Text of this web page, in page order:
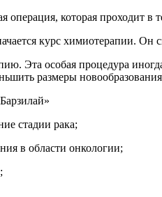
операция, которая проходит
курс химиотерапии. Он
Эта особая процедура
размеры
стадии рака;
в области онкологии;